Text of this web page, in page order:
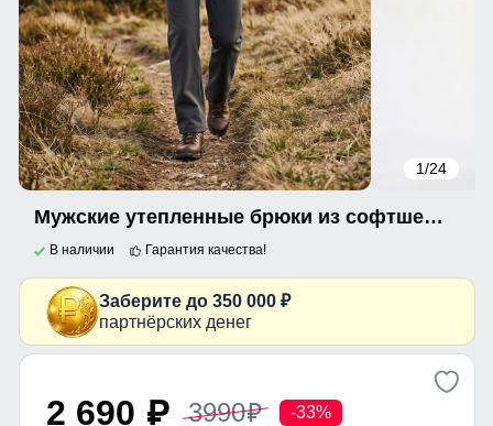
1/24
Мужские утепленные брюки из софтшелла с флисом и регулируемым ремнем темно-серого цвета 9633_1TC
В наличии Гарантия качества!
Заберите до 350 000 ₽
партнёрских денег
2 690 p 3990p -33%